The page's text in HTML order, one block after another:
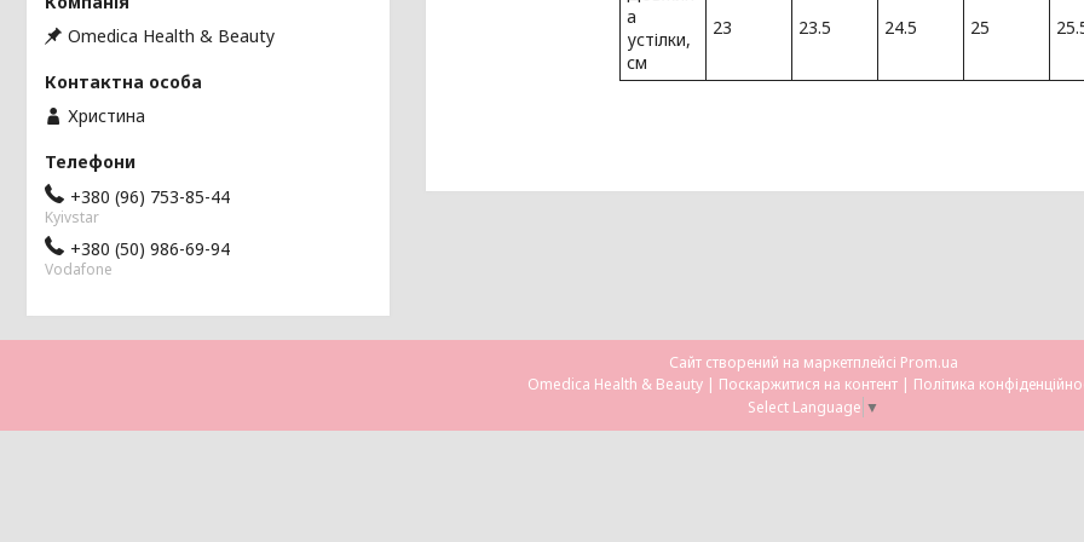
а
устілки,
см
23 23.5 24.5 25
Omedica Health & Beauty
Христина
+380 (96) 753-85-44
Kyivstar
+380 (50) 986-69-94
Vodafone
Сайт створений на маркетплейсі Prom.ua
Omedica Health & Beauty | Поскаржитися на контент | Політика
Select Language ▼